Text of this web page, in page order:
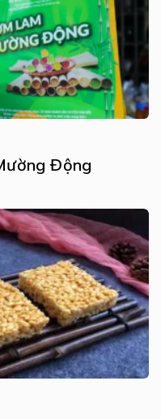
Động